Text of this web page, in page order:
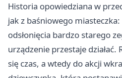
Historia opowiedziana w
jak z baśniowego
odsłonięcia bardzo starego
urządzenie przestaje
się czas, a wtedy do akcji